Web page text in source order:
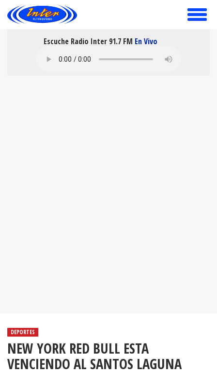
toggle
Escuche Radio Inter 91.7 FM En Vivo
DEPORTES
NEW YORK RED BULL ESTA
VENCIENDO AL SANTOS LAGUNA